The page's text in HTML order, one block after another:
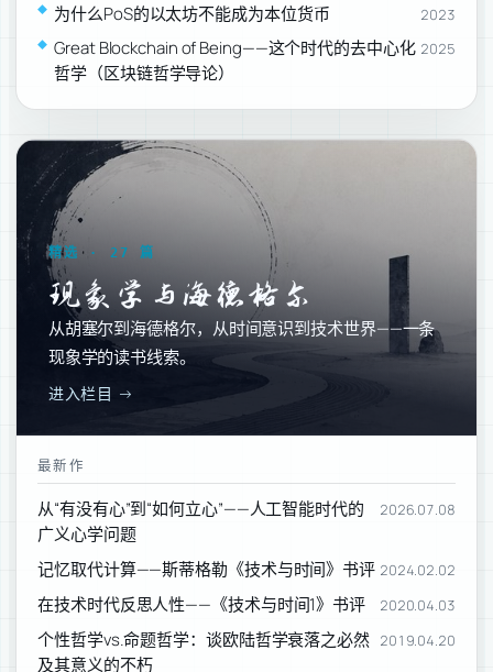
为什么PoS的以太坊不能成为本位货币 2023
Great Blockchain of Being——这个时代的去中心化
哲学（区块链哲学导论）
2025
精选 · 27 篇
现象学与海德格尔
从胡塞尔到海德格尔，从时间意识到技术世界——一条
现象学的读书线索。
进入栏目 →
最新作
从“有没有心”到“如何立心”——人工智能时代的
广义心学问题
2026.07.08
记忆取代计算——斯蒂格勒《技术与时间》书评 2024.02.02
在技术时代反思人性——《技术与时间1》书评 2020.04.03
个性哲学vs.命题哲学：谈欧陆哲学衰落之必然
及其意义的不朽
2019.04.20